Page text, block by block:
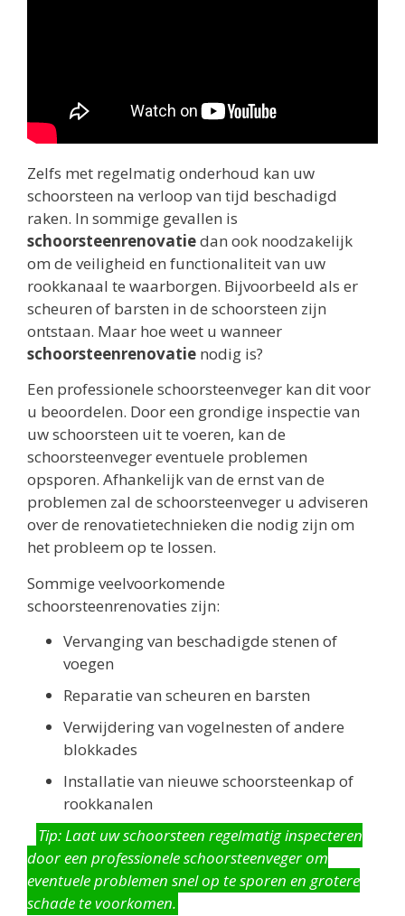
Zelfs met regelmatig onderhoud kan uw
schoorsteen na verloop van tijd beschadigd
raken. In sommige gevallen is
schoorsteenrenovatiedan ook noodzakelijk
om de veiligheid en functionaliteit van uw
rookkanaal te waarborgen. Bijvoorbeeld als er
scheuren of barsten in de schoorsteen zijn
ontstaan. Maar hoe weet u wanneer
schoorsteenrenovatie nodig is?
Een professionele schoorsteenveger kan dit voor
u beoordelen. Door een grondige inspectie van
uw schoorsteen uit te voeren, kan de
schoorsteenveger eventuele problemen
opsporen. Afhankelijk van de ernst van de
problemen zal de schoorsteenveger u adviseren
over de renovatietechnieken die nodig zijn om
het probleem op te lossen.
Sommige veelvoorkomende
schoorsteenrenovaties zijn:
Vervanging van beschadigde stenen of
voegen
Reparatie van scheuren en barsten
Verwijdering van vogelnesten of andere
blokkades
Installatie van nieuwe schoorsteenkap of
rookkanalen
Tip: Laat uw schoorsteen regelmatig inspecteren
door een professionele schoorsteenveger om
eventuele problemen snel op te sporen en grotere
schade te voorkomen.